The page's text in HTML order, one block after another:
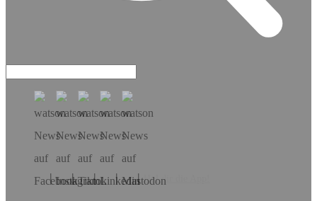
Hol dir die App!